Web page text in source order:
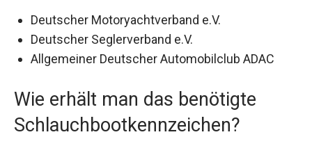
Deutscher Motoryachtverband e.V.
Deutscher Seglerverband e.V.
Allgemeiner Deutscher Automobilclub ADAC
Wie erhält man das benötigte
Schlauchbootkennzeichen?